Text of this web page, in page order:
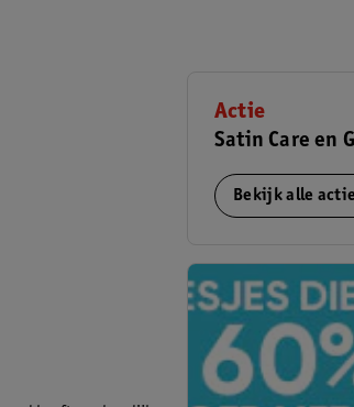
Actie
Satin Care en
Bekijk alle